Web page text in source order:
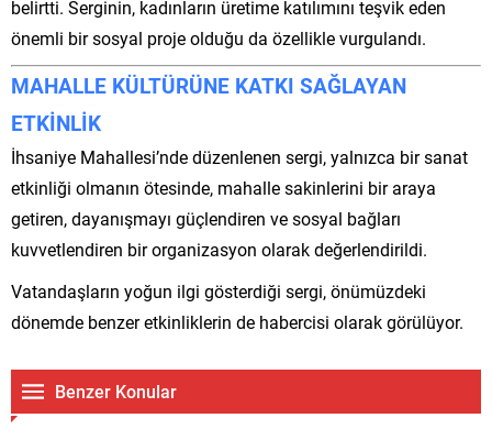
belirtti. Serginin, kadınların üretime katılımını teşvik eden
önemli bir sosyal proje olduğu da özellikle vurgulandı.
MAHALLE KÜLTÜRÜNE KATKI SAĞLAYAN
ETKİNLİK
İhsaniye Mahallesi’nde düzenlenen sergi, yalnızca bir sanat
etkinliği olmanın ötesinde, mahalle sakinlerini bir araya
getiren, dayanışmayı güçlendiren ve sosyal bağları
kuvvetlendiren bir organizasyon olarak değerlendirildi.
Vatandaşların yoğun ilgi gösterdiği sergi, önümüzdeki
dönemde benzer etkinliklerin de habercisi olarak görülüyor.
Benzer Konular